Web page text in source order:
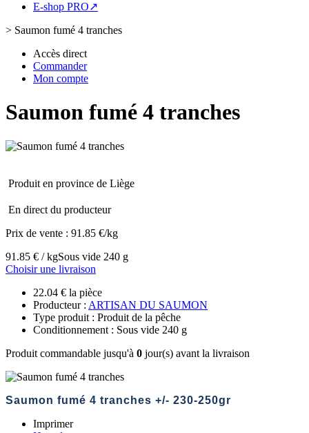
E-shop PRO↗
> Saumon fumé 4 tranches
Accès direct
Commander
Mon compte
Saumon fumé 4 tranches
Produit en province de Liège
En direct du producteur
Prix de vente : 91.85 €/kg
91.85 € / kgSous vide 240 g
Choisir une livraison
22.04 € la pièce
Producteur : ARTISAN DU SAUMON
Type produit : Produit de la pêche
Conditionnement : Sous vide 240 g
Produit commandable jusqu'à 0 jour(s) avant la livraison
Saumon fumé 4 tranches +/- 230-250gr
Imprimer